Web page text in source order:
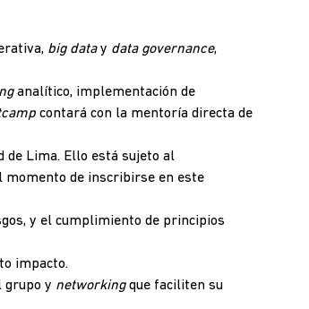
big datay data governance,
analítico, implementación de
contará con la mentoría directa de
de Lima. Ello está sujeto al
momento de inscribirse en este
y el cumplimiento de principios
impacto.
grupo y networkingque faciliten su